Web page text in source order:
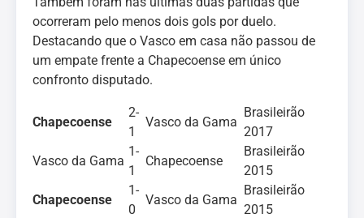
ocorreram pelo menos dois gols por duelo.
Destacando que o Vasco em casa não passou de
um empate frente a Chapecoense em único
confronto disputado.
Chapecoense
2-
1
Vasco da Gama
Brasileirão
2017
Vasco da Gama
1-
1
Chapecoense
Brasileirão
2015
Chapecoense
1-
0
Vasco da Gama
Brasileirão
2015